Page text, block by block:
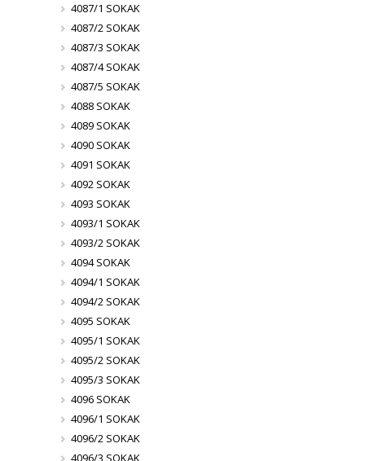
4087/1 SOKAK
4087/2 SOKAK
4087/3 SOKAK
4087/4 SOKAK
4087/5 SOKAK
4088 SOKAK
4089 SOKAK
4090 SOKAK
4091 SOKAK
4092 SOKAK
4093 SOKAK
4093/1 SOKAK
4093/2 SOKAK
4094 SOKAK
4094/1 SOKAK
4094/2 SOKAK
4095 SOKAK
4095/1 SOKAK
4095/2 SOKAK
4095/3 SOKAK
4096 SOKAK
4096/1 SOKAK
4096/2 SOKAK
4096/3 SOKAK